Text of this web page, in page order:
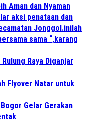
Aman dan Nyaman
aksi penataan dan
Jonggol.inilah
sama “,karang
Raya Diganjar
Flyover Natar untuk
Gelar Gerakan